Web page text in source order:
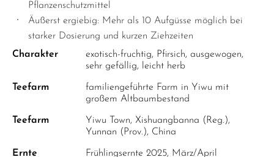
Pflanzenschutzmittel
Äußerst ergiebig: Mehr als 10 Aufgüsse möglich bei
starker Dosierung und kurzen Ziehzeiten
Charakter
exotisch-fruchtig, Pfirsich, ausgewogen,
sehr gefällig, leicht herb
Teefarm
familiengeführte Farm in Yiwu mit
großem Altbaumbestand
Teefarm
Yiwu Town, Xishuangbanna (Reg.),
Yunnan (Prov.), China
Ernte Frühlingsernte 2025, März/April